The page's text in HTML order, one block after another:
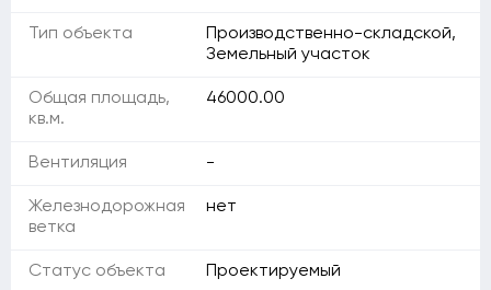
Тип объекта
Производственно-складской,
Земельный участок
Общая площадь,
кв.м.
46000.00
Вентиляция -
Железнодорожная
ветка
нет
Статус объекта Проектируемый